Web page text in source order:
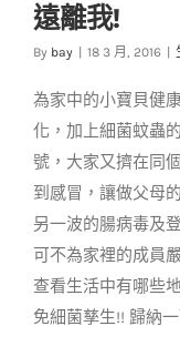
遠離我!
By bay 18 3 月, 2016
為家中的小寶貝健
化，加上細菌蚊蟲
號，大家又擠在同
到感冒，讓做父母
另一波的腸病毒及
可不為家裡的成員
查看生活中有哪些
免細菌孳生!! 歸納